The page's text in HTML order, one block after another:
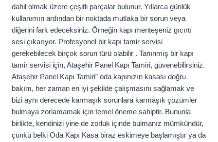
dahil olmak üzere çeşitli parçalar bulunur. Yıllarca günlük
kullanımın ardından bir noktada mutlaka bir sorun veya
diğerini fark edeceksiniz. Örneğin kapı menteşeniz gıcırtı
sesi çıkarıyor. Profesyonel bir kapı tamir servisi
gerekebilecek birçok sorun türü olabilir . Tanınmış bir kapı
tamir servisi için, Ataşehir Panel Kapı Tamiri, güvenebilirsiniz.
Ataşehir Panel Kapı Tamiri” oda kapınızın kasası doğru
bakım, her zaman en iyi şekilde çalışmasını sağlamak ve
bizi aynı derecede karmaşık sorunlara karmaşık çözümler
bulmaya zorlamamak için temel öneme sahiptir. Bununla
birlikte, kendinizi yine de zorluk içinde bulmanız mümkündür,
çünkü belki Oda Kapı Kasa biraz eskimeye başlamıştır ya da